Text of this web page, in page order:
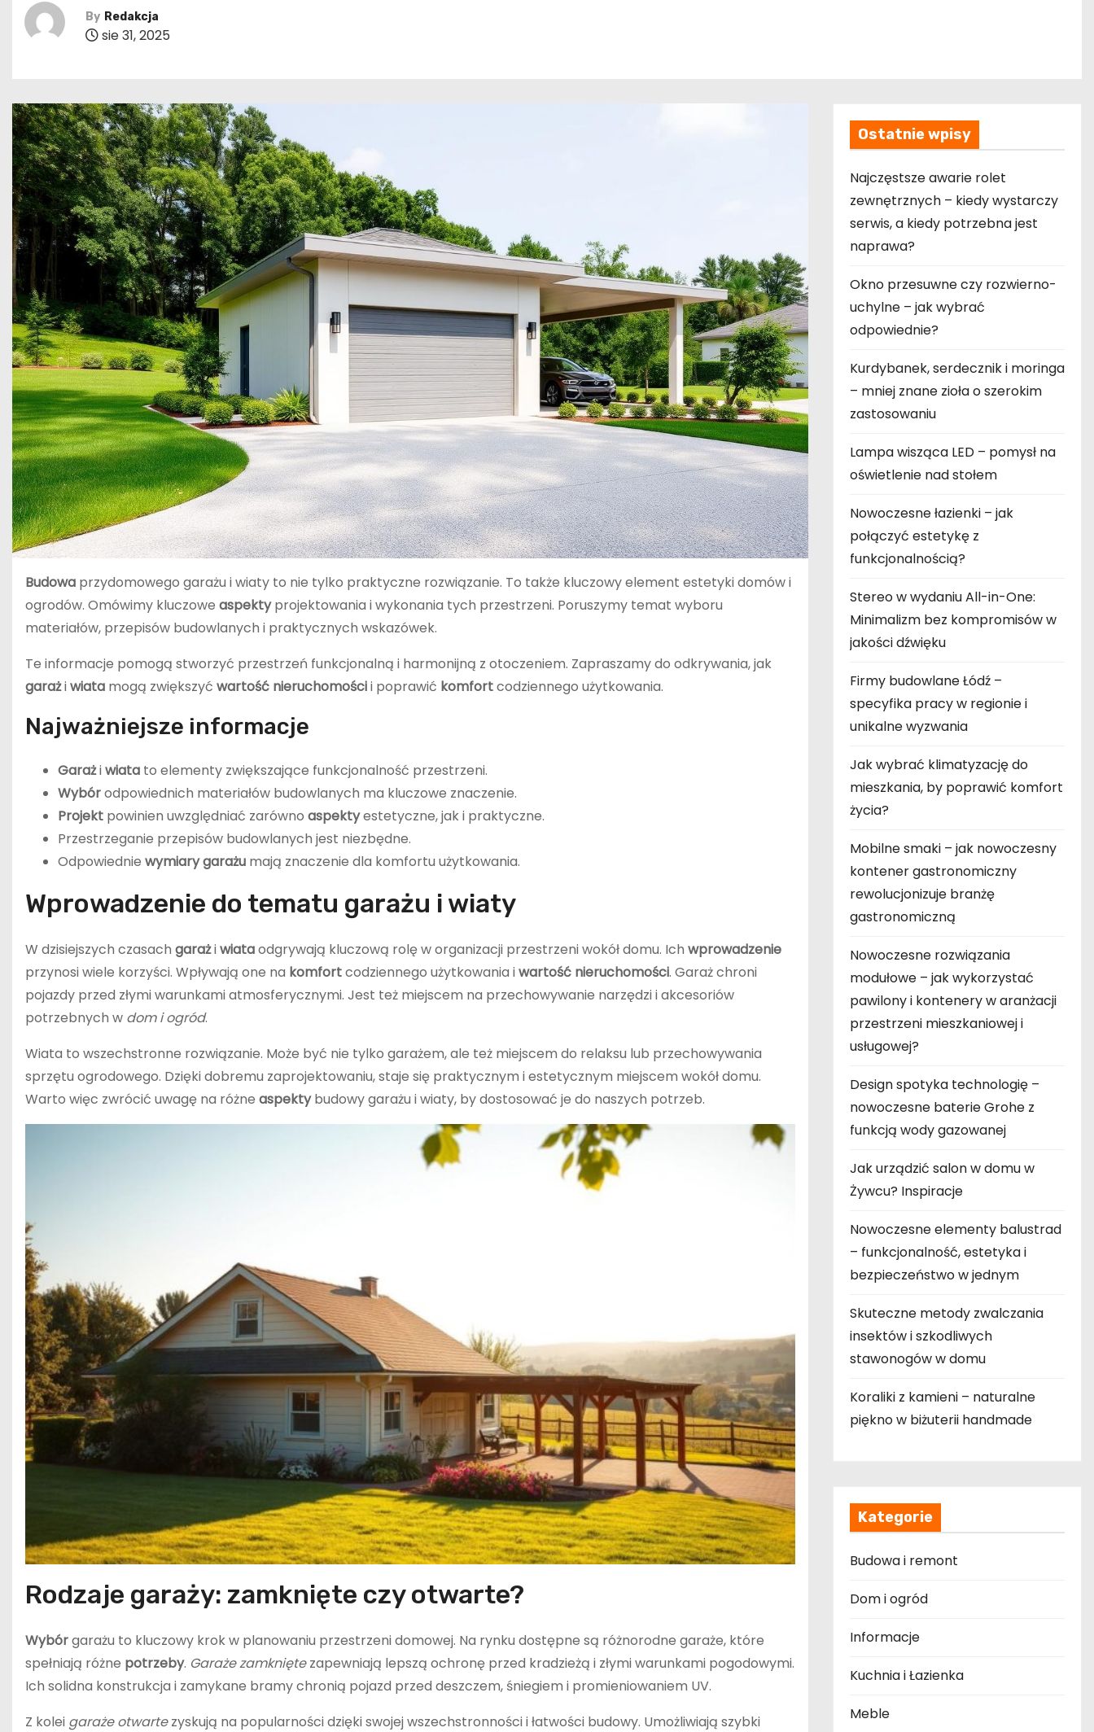
By Redakcja
sie 31, 2025
Budowa przydomowego garażu i wiaty to nie tylko praktyczne rozwiązanie. To także kluczowy element estetyki domów i
ogrodów. Omówimy kluczowe aspektyprojektowania i wykonania tych przestrzeni. Poruszymy temat wyboru
materiałów, przepisów budowlanych i praktycznych wskazówek.
Te informacje pomogą stworzyć przestrzeń funkcjonalną i harmonijną z otoczeniem. Zapraszamy do odkrywania, jak
garażiwiata mogą zwiększyć wartość nieruchomościi poprawić komfortcodziennego użytkowania.
Najważniejsze informacje
Garażiwiata to elementy zwiększające funkcjonalność przestrzeni.
Wybórodpowiednich materiałów budowlanych ma kluczowe znaczenie.
Projekt powinien uwzględniać zarówno aspektyestetyczne, jak i praktyczne.
Przestrzeganie przepisów budowlanych jest niezbędne.
Odpowiednie wymiary garażu mają znaczenie dla komfortu użytkowania.
Wprowadzenie do tematu garażu i wiaty
W dzisiejszych czasach garażiwiataodgrywają kluczową rolę w organizacji przestrzeni wokół domu. Ich wprowadzenie
przynosi wiele korzyści. Wpływają one na komfortcodziennego użytkowania iwartość nieruchomości. Garaż chroni
pojazdy przed złymi warunkami atmosferycznymi. Jest też miejscem na przechowywanie narzędzi i akcesoriów
potrzebnych w dom i ogród.
Wiata to wszechstronne rozwiązanie. Może być nie tylko garażem, ale też miejscem do relaksu lub przechowywania
sprzętu ogrodowego. Dzięki dobremu zaprojektowaniu, staje się praktycznym i estetycznym miejscem wokół domu.
Warto więc zwrócić uwagę na różne aspektybudowy garażu i wiaty, by dostosować je do naszych potrzeb.
Rodzaje garaży: zamknięte czy otwarte?
Wybórgarażu to kluczowy krok w planowaniu przestrzeni domowej. Na rynku dostępne są różnorodne garaże, które
spełniają różne potrzeby. Garaże zamkniętezapewniają lepszą ochronę przed kradzieżą i złymi warunkami pogodowymi.
Ich solidna konstrukcja i zamykane bramy chronią pojazd przed deszczem, śniegiem i promieniowaniem UV.
Z kolei garaże otwartezyskują na popularności dzięki swojej wszechstronności i łatwości budowy. Umożliwiają szybki
Ostatnie wpisy
Najczęstsze awarie rolet
zewnętrznych – kiedy wystarczy
serwis, a kiedy potrzebna jest
naprawa?
Okno przesuwne czy rozwierno-
uchylne – jak wybrać
odpowiednie?
Kurdybanek, serdecznik i moringa
– mniej znane zioła o szerokim
zastosowaniu
Lampa wisząca LED – pomysł na
oświetlenie nad stołem
Nowoczesne łazienki – jak
połączyć estetykę z
funkcjonalnością?
Stereo w wydaniu All-in-One:
Minimalizm bez kompromisów w
jakości dźwięku
Firmy budowlane Łódź –
specyfika pracy w regionie i
unikalne wyzwania
Jak wybrać klimatyzację do
mieszkania, by poprawić komfort
życia?
Mobilne smaki – jak nowoczesny
kontener gastronomiczny
rewolucjonizuje branżę
gastronomiczną
Nowoczesne rozwiązania
modułowe – jak wykorzystać
pawilony i kontenery w aranżacji
przestrzeni mieszkaniowej i
usługowej?
Design spotyka technologię –
nowoczesne baterie Grohe z
funkcją wody gazowanej
Jak urządzić salon w domu w
Żywcu? Inspiracje
Nowoczesne elementy balustrad
– funkcjonalność, estetyka i
bezpieczeństwo w jednym
Skuteczne metody zwalczania
insektów i szkodliwych
stawonogów w domu
Koraliki z kamieni – naturalne
piękno w biżuterii handmade
Kategorie
Budowa i remont
Dom i ogród
Informacje
Kuchnia i Łazienka
Meble